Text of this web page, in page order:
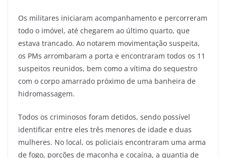
Os militares iniciaram acompanhamento e percorreram
todo o imóvel, até chegarem ao último quarto, que
estava trancado. Ao notarem movimentação suspeita,
os PMs arrombaram a porta e encontraram todos os 11
suspeitos reunidos, bem como a vítima do sequestro
com o corpo amarrado próximo de uma banheira de
hidromassagem.
Todos os criminosos foram detidos, sendo possível
identificar entre eles três menores de idade e duas
mulheres. No local, os policiais encontraram uma arma
de fogo, porções de maconha e cocaína, a quantia de